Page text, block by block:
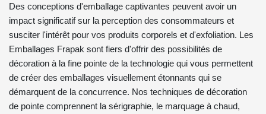
Des conceptions d'emballage captivantes peuvent avoir un
impact significatif sur la perception des consommateurs et
susciter l'intérêt pour vos produits corporels et d'exfoliation. Les
Emballages Frapak sont fiers d'offrir des possibilités de
décoration à la fine pointe de la technologie qui vous permettent
de créer des emballages visuellement étonnants qui se
démarquent de la concurrence. Nos techniques de décoration
de pointe comprennent la sérigraphie, le marquage à chaud,